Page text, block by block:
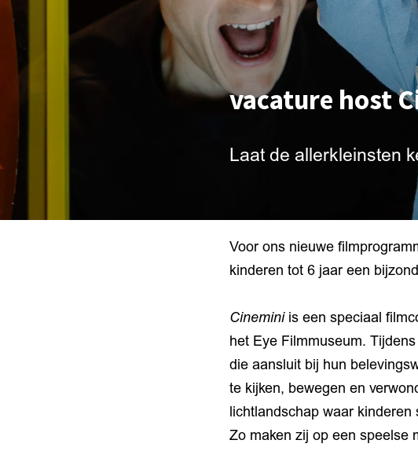
vacature host
Laat de allerkleinsten
Voor ons nieuwe
kinderen tot 6 jaar een
Cinemini is een speciaal
het Eye Filmmuseum.
die aansluit bij hun
te kijken, bewegen en
lichtlandschap waar
Zo maken zij op een speelse